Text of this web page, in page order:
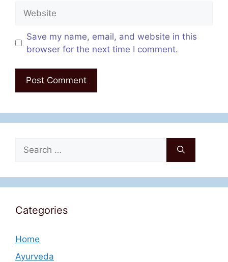
Save my name, email, and website in this
browser for the next time I comment.
Search
for:
Categories
Home
Ayurveda